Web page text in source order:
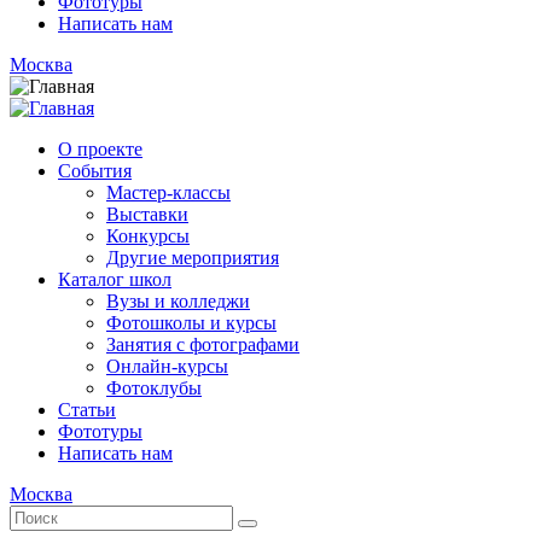
Написать нам
Москва
О проекте
События
Мастер-классы
Выставки
Конкурсы
Другие мероприятия
Каталог школ
Вузы и колледжи
Фотошколы и курсы
Занятия с фотографами
Онлайн-курсы
Фотоклубы
Статьи
Фототуры
Написать нам
Москва